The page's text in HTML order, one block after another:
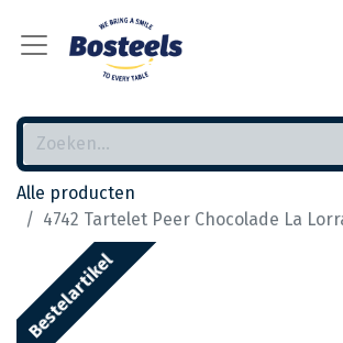
Alle producten
4742 Tartelet Peer Chocolade La
Bestelartikel